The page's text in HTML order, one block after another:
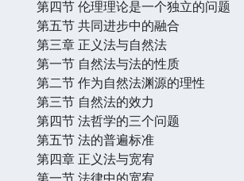
第四节 伦理理论是一个独立的问题
第五节 共同进步中的融合
第三章 正义法与自然法
第一节 自然法与法的性质
第二节 作为自然法渊源的理性
第三节 自然法的效力
第四节 法哲学的三个问题
第五节 法的普遍标准
第四章 正义法与宽宥